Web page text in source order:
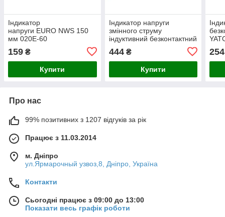
Індикатор
напруги EURO NWS 150
мм 020E-60
159 ₴
Купити
Індикатор напруги
змінного струму
індуктивний безконтактний
YATO 165 мм 12-1000 В
444₴
Купити
254
Про нас
99% позитивних з 1207 відгуків за рік
Працює з 11.03.2014
м. Дніпро
ул.Ярмарочный узвоз,8, Дніпро, Україна
Контакти
Сьогодні працює з 09:00 до 13:00
Показати весь графік роботи